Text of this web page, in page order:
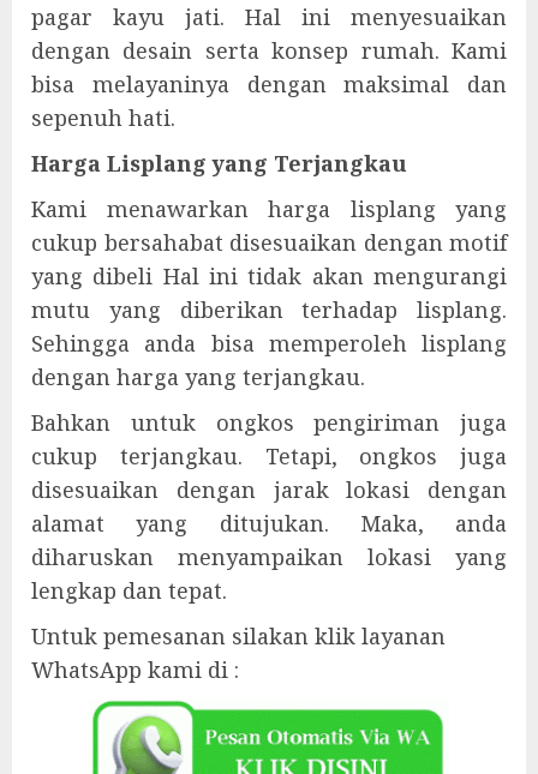
pagar kayu jati. Hal ini menyesuaikan
dengan desain serta konsep rumah. Kami
bisa melayaninya dengan maksimal dan
sepenuh hati.
Harga Lisplang yang Terjangkau
Kami menawarkan harga lisplang yang
cukup bersahabat disesuaikan dengan motif
yang dibeli Hal ini tidak akan mengurangi
mutu yang diberikan terhadap lisplang.
Sehingga anda bisa memperoleh lisplang
dengan harga yang terjangkau.
Bahkan untuk ongkos pengiriman juga
cukup terjangkau. Tetapi, ongkos juga
disesuaikan dengan jarak lokasi dengan
alamat yang ditujukan. Maka, anda
diharuskan menyampaikan lokasi yang
lengkap dan tepat.
Untuk pemesanan silakan klik layanan
WhatsApp kami di :